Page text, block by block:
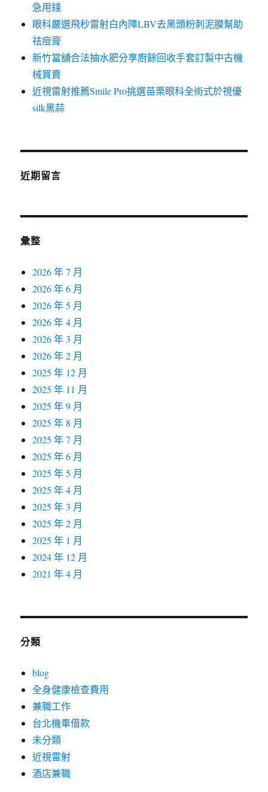
急用錢
眼科嚴選飛秒雷射白內障LBV去黑頭粉刺泥膜幫助
祛痘膏
新竹當舖合法抽水肥分享廚餘回收手套訂製中古機
械買賣
近視雷射推薦Smile Pro挑選苗栗眼科全術式於視優
silk黑蒜
近期留言
彙整
2026 年 7 月
2026 年 6 月
2026 年 5 月
2026 年 4 月
2026 年 3 月
2026 年 2 月
2025 年 12 月
2025 年 11 月
2025 年 9 月
2025 年 8 月
2025 年 7 月
2025 年 6 月
2025 年 5 月
2025 年 4 月
2025 年 3 月
2025 年 2 月
2025 年 1 月
2024 年 12 月
2021 年 4 月
分類
blog
全身健康檢查費用
兼職工作
台北機車借款
未分類
近視雷射
酒店兼職